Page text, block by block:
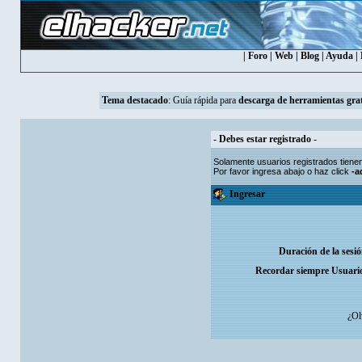
Foro Web Blog Ayuda
Tema destacado: Guía rápida para descarga de herramientas
- Debes estar registrado -
Solamente usuariosregistrados
Por favor ingresa abajo o haz click-
Ingresar
Duración de la
Recordar siempre